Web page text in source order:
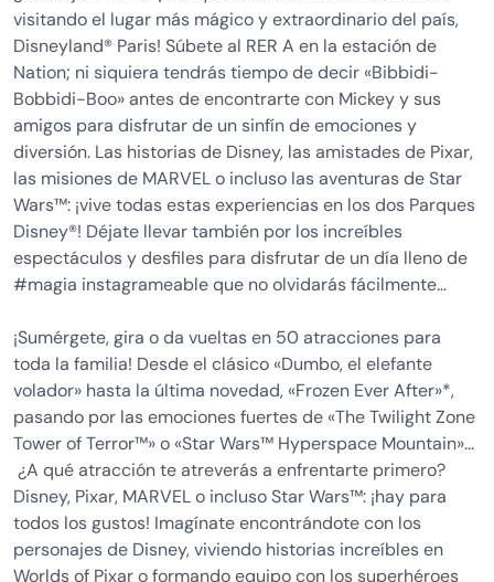
visitando el lugar más mágico y extraordinario del país,
Disneyland® Paris! Súbete al RER A en la estación de
Nation; ni siquiera tendrás tiempo de decir «Bibbidi-
Bobbidi-Boo» antes de encontrarte con Mickey y sus
amigos para disfrutar de un sinfín de emociones y
diversión. Las historias de Disney, las amistades de Pixar,
las misiones de MARVEL o incluso las aventuras de Star
Wars™: ¡vive todas estas experiencias en los dos Parques
Disney®! Déjate llevar también por los increíbles
espectáculos y desfiles para disfrutar de un día lleno de
#magia instagrameable que no olvidarás fácilmente…
¡Sumérgete, gira o da vueltas en 50 atracciones para
toda la familia! Desde el clásico «Dumbo, el elefante
volador» hasta la última novedad, «Frozen Ever After»*,
pasando por las emociones fuertes de «The Twilight Zone
Tower of Terror™» o «Star Wars™ Hyperspace Mountain»...
¿A qué atracción te atreverás a enfrentarte primero?
Disney, Pixar, MARVEL o incluso Star Wars™: ¡hay para
todos los gustos! Imagínate encontrándote con los
personajes de Disney, viviendo historias increíbles en
Worlds of Pixar o formando equipo con los superhéroes